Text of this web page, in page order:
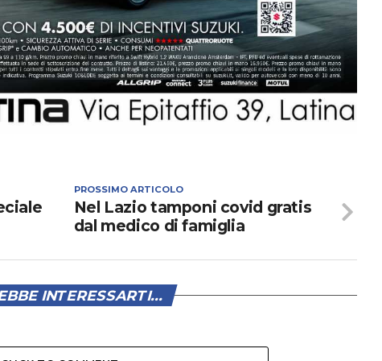
PROSSIMO ARTICOLO
Nel Lazio tamponi covid gratis
dal medico di famiglia
INTERESSARTI...